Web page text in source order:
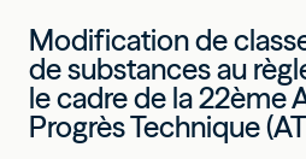
Modification de
de substances au
le cadre de la 22ème
Progrès Technique